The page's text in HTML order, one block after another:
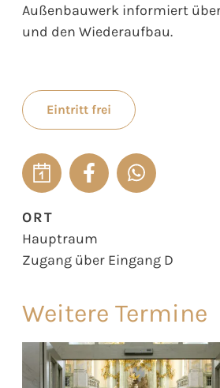
Außenbauwerk informiert
und den Wiederaufbau.
Eintritt frei
ORT
Hauptraum
Zugang über Eingang D
Weitere Termine